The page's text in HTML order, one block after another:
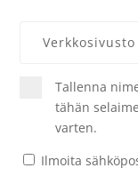
Tallenna
tähän
varten.
Ilmoita